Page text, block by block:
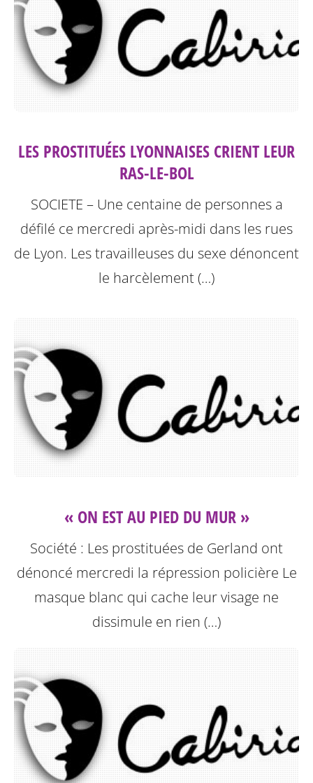
LES PROSTITUÉES LYONNAISES CRIENT LEUR
RAS-LE-BOL
SOCIETE – Une centaine de personnes a
défilé ce mercredi après-midi dans les rues
de Lyon. Les travailleuses du sexe dénoncent
le harcèlement (…)
« ON EST AU PIED DU MUR »
Société : Les prostituées de Gerland ont
dénoncé mercredi la répression policière Le
masque blanc qui cache leur visage ne
dissimule en rien (…)